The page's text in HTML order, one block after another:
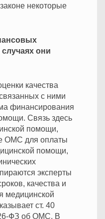
некоторые
они
качества
с ними
финансирования
Связь здесь
помощи,
ОМС для оплаты
помощи,
эксперты
качества и
медицинской
ст. 40
ФЗ об ОМС. В